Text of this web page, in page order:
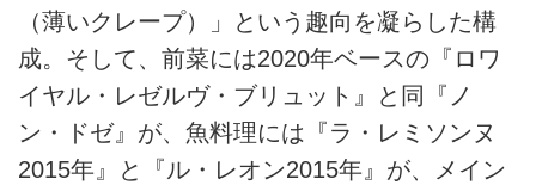
（薄いクレープ）」という趣向を凝らした構
成。そして、前菜には2020年ベースの『ロワ
イヤル・レゼルヴ・ブリュット』と同『ノ
ン・ドゼ』が、魚料理には『ラ・レミソンヌ
2015年』と『ル・レオン2015年』が、メイン